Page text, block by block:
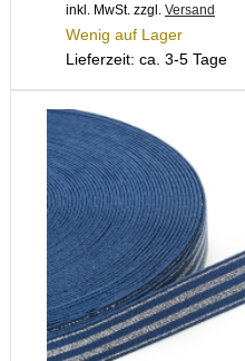
inkl. MwSt. zzgl. Versand
Wenig auf Lager
Lieferzeit: ca. 3-5 Tage